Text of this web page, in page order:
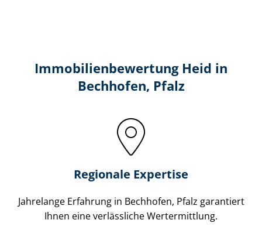
Immobilien­bewertung Heid in
Bechhofen, Pfalz
Regionale Expertise
Jahrelange Erfahrung in Bechhofen, Pfalz garantiert
Ihnen eine verlässliche Wertermittlung.